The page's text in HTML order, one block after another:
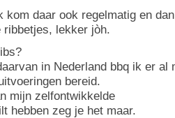
kom daar ook regelmatig en
lekker jòh.
in Nederland bbq ik er al
bereid.
mijn zelfontwikkelde
hebben zeg je het maar.